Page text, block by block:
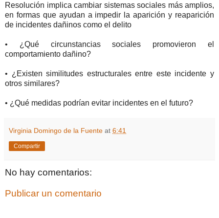
Resolución implica cambiar sistemas sociales más amplios,
en formas que ayudan a impedir la aparición y reaparición
de incidentes dañinos como el delito
• ¿Qué circunstancias sociales promovieron el
comportamiento dañino?
• ¿Existen similitudes estructurales entre este incidente y
otros similares?
• ¿Qué medidas podrían evitar incidentes en el futuro?
Virginia Domingo de la Fuente at 6:41
Compartir
No hay comentarios:
Publicar un comentario